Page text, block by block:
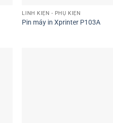
LINH KIỆN - PHỤ KIỆN
Pin máy in Xprinter P103A